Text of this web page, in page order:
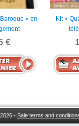
» en
€
Kit «
-Sale terms and